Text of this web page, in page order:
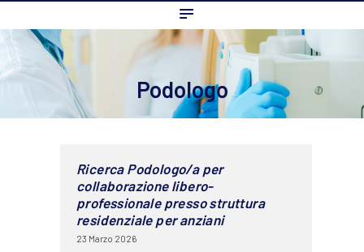
Podologo
L’ordine
Ambito Professionale
Formazione
Contatti
Ricerca Podologo/a per
collaborazione libero-
professionale presso struttura
residenziale per anziani
23 Marzo 2026